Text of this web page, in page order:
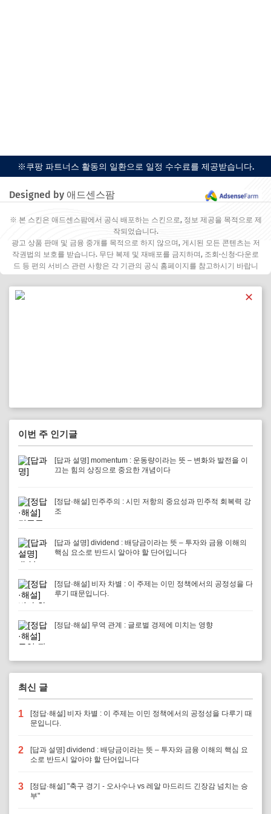
※쿠팡 파트너스 활동의 일환으로 일정 수수료를 제공받습니다.
Designed by 애드센스팜
※ 본 스킨은 애드센스팜에서 공식 배포하는 스킨으로, 정보 제공을 목적으로 제
작되었습니다.
광고 상품 판매 및 금융 중개를 목적으로 하지 않으며, 게시된 모든 콘텐츠는 저
작권법의 보호를 받습니다. 무단 복제 및 재배포를 금지하며, 조회·신청·다운로
드 등 편의 서비스 관련 사항은 각 기관의 공식 홈페이지를 참고하시기 바랍니
✕
이번 주 인기글
[답과 설명] momentum : 운동량이라는 뜻 – 변화와 발전을 이
끄는 힘의 상징으로 중요한 개념이다
[정답·해설] 민주주의 : 시민 저항의 중요성과 민주적 회복력 강
조
[답과 설명] dividend : 배당금이라는 뜻 – 투자와 금융 이해의
핵심 요소로 반드시 알아야 할 단어입니다
[정답·해설] 비자 차별 : 이 주제는 이민 정책에서의 공정성을 다
루기 때문입니다.
[정답·해설] 무역 관계 : 글로벌 경제에 미치는 영향
최신 글
1
[정답·해설] 비자 차별 : 이 주제는 이민 정책에서의 공정성을 다루기 때
문입니다.
2
[답과 설명] dividend : 배당금이라는 뜻 – 투자와 금융 이해의 핵심 요
소로 반드시 알아야 할 단어입니다
3
[정답·해설] "축구 경기 - 오사수나 vs 레알 마드리드 긴장감 넘치는 승
부"